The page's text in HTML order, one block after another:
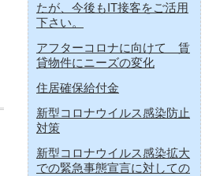
たが、今後もIT接客をご活用
下さい。
アフターコロナに向けて 賃
貸物件にニーズの変化
住居確保給付金
新型コロナウイルス感染防止
対策
新型コロナウイルス感染拡大
での緊急事態宣言に対しての